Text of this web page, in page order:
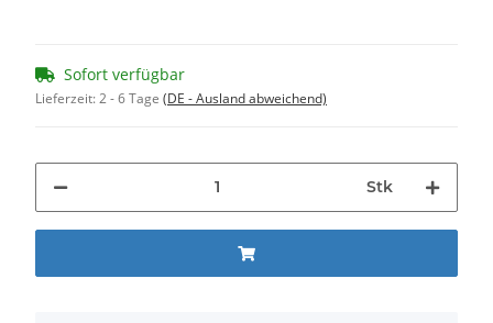
Sofort verfügbar
Lieferzeit:2 - 6 Tage (DE - Ausland abweichend)
Stk